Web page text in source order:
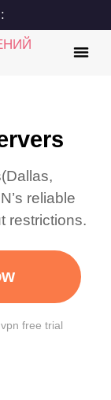
Dallas,
reliable
restrictions.
free trial